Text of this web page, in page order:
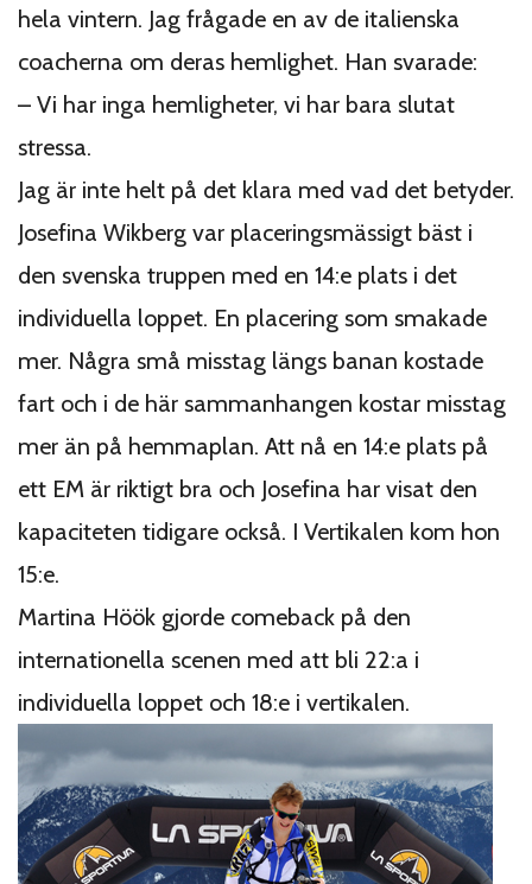
hela vintern. Jag frågade en av de italienska
coacherna om deras hemlighet. Han svarade:
– Vi har inga hemligheter, vi har bara slutat
stressa.
Jag är inte helt på det klara med vad det betyder.
Josefina Wikberg var placeringsmässigt bäst i
den svenska truppen med en 14:e plats i det
individuella loppet. En placering som smakade
mer. Några små misstag längs banan kostade
fart och i de här sammanhangen kostar misstag
mer än på hemmaplan. Att nå en 14:e plats på
ett EM är riktigt bra och Josefina har visat den
kapaciteten tidigare också. I Vertikalen kom hon
15:e.
Martina Höök gjorde comeback på den
internationella scenen med att bli 22:a i
individuella loppet och 18:e i vertikalen.